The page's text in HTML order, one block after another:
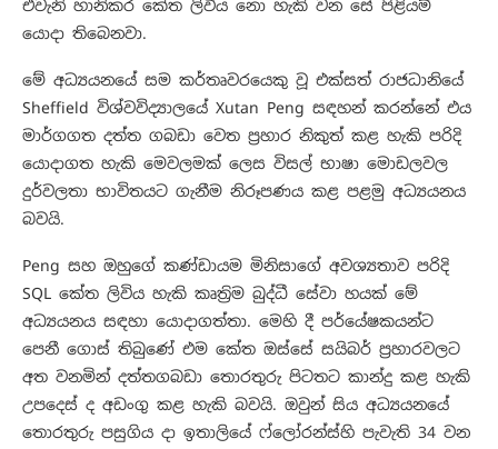
එවැනි හානිකර කේත ලිවිය නො හැකි වන සේ පිළියම්
යොදා තිබෙනවා.
මේ අධ්‍යයනයේ සම කර්තෘවරයෙකු වූ එක්සත් රාජධානියේ
Sheffield විශ්වවිද්‍යාලයේ Xutan Peng සඳහන් කරන්නේ එය
මාර්ගගත දත්ත ගබඩා වෙත ප්‍රහාර නිකුත් කළ හැකි පරිදි
යොදාගත හැකි මෙවලමක් ලෙස විසල් භාෂා මොඩලවල
දුර්වලතා භාවිතයට ගැනීම නිරූපණය කළ පළමු අධ්‍යයනය
බවයි.
Peng සහ ඔහුගේ කණ්ඩායම මිනිසාගේ අවශ්‍යතාව පරිදි
SQL කේත ලිවිය හැකි කෘත්‍රිම බුද්ධී සේවා හයක් මේ
අධ්‍යයනය සඳහා යොදාගත්තා. මෙහි දී පර්යේෂකයන්ට
පෙනී ගොස් තිබුණේ එම කේත ඔස්සේ සයිබර් ප්‍රහාරවලට
අත වනමින් දත්තගබඩා තොරතුරු පිටතට කාන්දු කළ හැකි
උපදෙස් ද අඩංගු කළ හැකි බවයි. ඔවුන් සිය අධ්‍යයනයේ
තොරතුරු පසුගිය දා ඉතාලියේ ෆ්ලෝරන්ස්හි පැවැති 34 වන